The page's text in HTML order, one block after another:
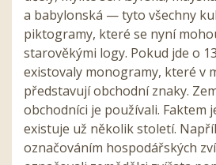
a babylonská — tyto všechny
piktogramy, které se nyní
starověkými logy. Pokud jde o
existovaly monogramy, které v
představují obchodní znaky.
obchodníci je používali. Faktem
existuje už několik století.
označováním hospodářských